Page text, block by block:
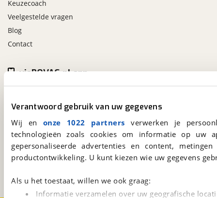
Verantwoord gebruik van uw gegevens
Wij en onze 1022 partners verwerken je
technologieën zoals cookies om informatie op
gepersonaliseerde advertenties en content,
productontwikkeling. U kunt kiezen wie uw gegevens
Als u het toestaat, willen we ook graag:
Informatie verzamelen over uw geografische
Keuzecoach
Veelgestelde vragen
Blog
Contact
viaBOVAG.nl
Kosterijland
15
3981 AJBunnik
viaBOVAG.nl app
Altijd het meest recente aanbod bij de hand.